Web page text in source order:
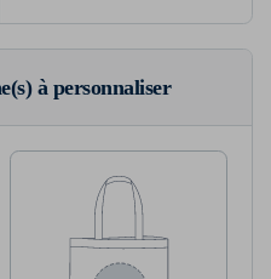
à personnaliser